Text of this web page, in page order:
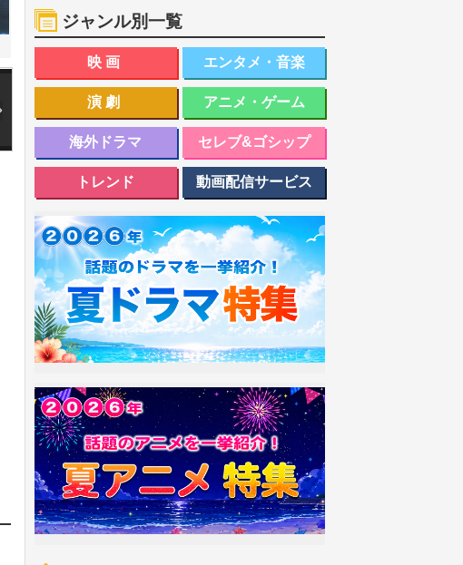
ジャンル別一覧
映画 エンタメ・音楽
演劇 アニメ・ゲーム
海外ドラマ セレブ&ゴシップ
トレンド 動画配信サービス